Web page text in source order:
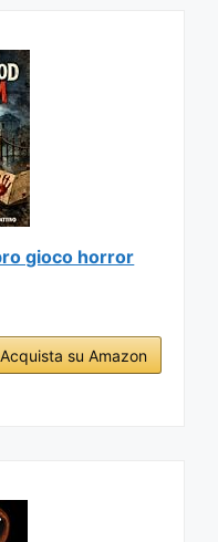
gioco horror
Acquista su Amazon